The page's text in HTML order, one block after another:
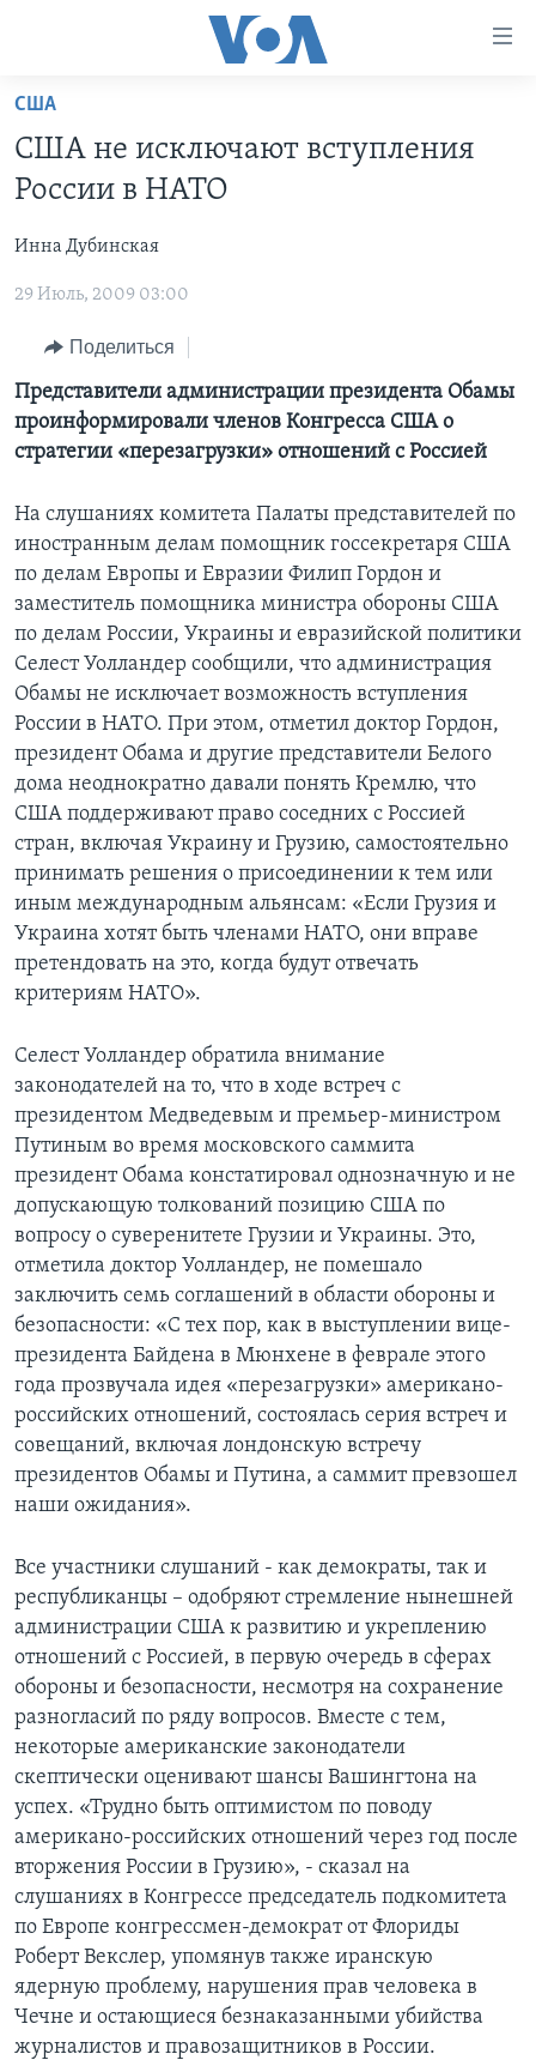
Перейти
основной
контент
навигации
Перейти
поиск
НОВОСТИ ЗА МИНУТУ
ИТОГИ
ПОЧЕМУ ЭТО ВАЖНО?
ДИСКУССИЯ VOA
ДЕТАЛИ
АМЕРИКА. БОЛЬШОЕ ПУТЕШЕСТВИЕ
УЧИМ АНГЛИЙСКИЙ
НАША АМЕРИКАНСКАЯ ИСТОРИЯ
А КАК В АМЕРИКЕ?
АРТЕФАКТЫ
АМЕРИКАНСКИЕ ГОРОДКИ
ЭКСПЕРТИЗА
ИНТЕРВЬЮ
ФАКТЫ ПРОТИВ ФЕЙКОВ
ЗА СВОБОДУ ПРЕССЫ
УЧИМ АНГЛИЙСКИЙ
ПОДПИСКА НА НОВОСТИ
Learning English
СОЦИАЛЬНЫЕ СЕТИ
Языки
США
США не исключают вступления
России в НАТО
Инна Дубинская
29 Июль, 2009 03:00
Поделиться
Представители администрации президента Обамы
проинформировали членов Конгресса США о
стратегии «перезагрузки» отношений с Россией
На слушаниях комитета Палаты представителей по
иностранным делам помощник госсекретаря США
по делам Европы и Евразии Филип Гордон и
заместитель помощника министра обороны США
по делам России, Украины и евразийской политики
Селест Уолландер сообщили, что администрация
Обамы не исключает возможность вступления
России в НАТО. При этом, отметил доктор Гордон,
президент Обама и другие представители Белого
дома неоднократно давали понять Кремлю, что
США поддерживают право соседних с Россией
стран, включая Украину и Грузию, самостоятельно
принимать решения о присоединении к тем или
иным международным альянсам: «Если Грузия и
Украина хотят быть членами НАТО, они вправе
претендовать на это, когда будут отвечать
критериям НАТО».
Селест Уолландер обратила внимание
законодателей на то, что в ходе встреч с
президентом Медведевым и премьер-министром
Путиным во время московского саммита
президент Обама констатировал однозначную и не
допускающую толкований позицию США по
вопросу о суверенитете Грузии и Украины. Это,
отметила доктор Уолландер, не помешало
заключить семь соглашений в области обороны и
безопасности: «С тех пор, как в выступлении вице-
президента Байдена в Мюнхене в феврале этого
года прозвучала идея «перезагрузки» американо-
российских отношений, состоялась серия встреч и
совещаний, включая лондонскую встречу
президентов Обамы и Путина, а саммит превзошел
наши ожидания».
Все участники слушаний - как демократы, так и
республиканцы – одобряют стремление нынешней
администрации США к развитию и укреплению
отношений с Россией, в первую очередь в сферах
обороны и безопасности, несмотря на сохранение
разногласий по ряду вопросов. Вместе с тем,
некоторые американские законодатели
скептически оценивают шансы Вашингтона на
успех. «Трудно быть оптимистом по поводу
американо-российских отношений через год после
вторжения России в Грузию», - сказал на
слушаниях в Конгрессе председатель подкомитета
по Европе конгрессмен-демократ от Флориды
Роберт Векслер, упомянув также иранскую
ядерную проблему, нарушения прав человека в
Чечне и остающиеся безнаказанными убийства
журналистов и правозащитников в России.